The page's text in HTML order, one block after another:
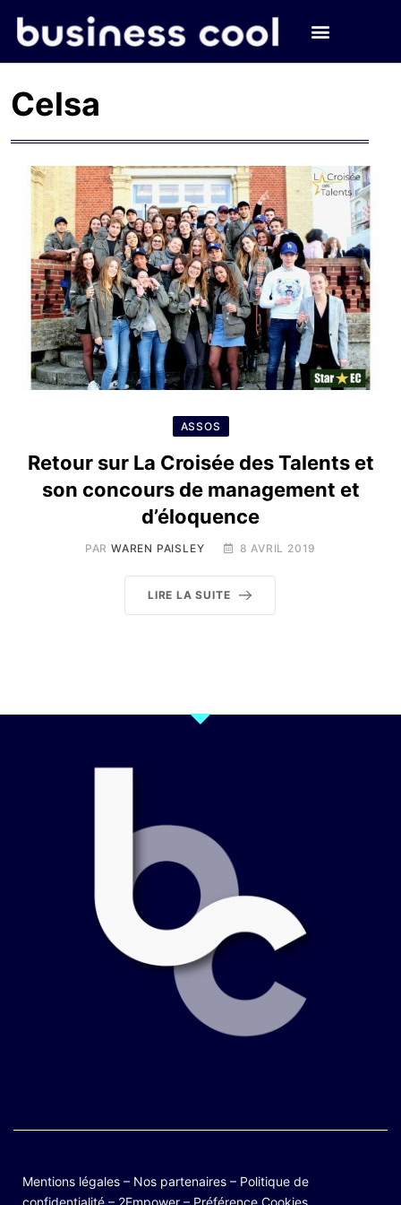
Celsa
ASSOS
Retour sur La Croisée des Talents et
son concours de management et
d’éloquence
PARWAREN PAISLEY 8 AVRIL 2019
LIRE LA SUITE
Mentions légales – Nos partenaires – Politique de
confidentialité – 2Empower – Préférence Cookies